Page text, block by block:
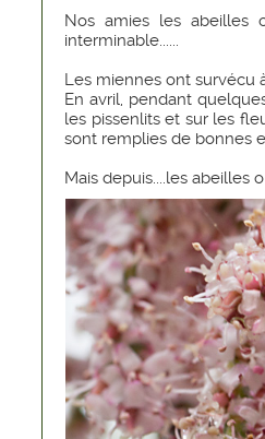
Nos amies les
interminable......
Les miennes ont survécu
En avril, pendant
les pissenlits et sur les
sont remplies de bonnes
Mais depuis....les abeilles